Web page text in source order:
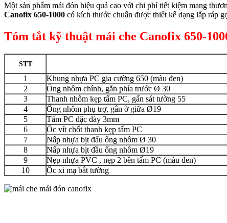
Một sản phẩm mái đón hiệu quả cao với chi phí tiết kiệm mang
Canofix 650-1000 có kích thước chuẩn được thiết kế dạng lắp ráp
Tóm tắt kỹ thuật mái che Canofix 650-
STT
1 Khung nhựa PC gia cường 650 (màu đen)
2
Ống nhôm chính, gắn phía trước Ø 30
3
Thanh nhôm kẹp tấm PC, gấn sát tường 55
4
Ống nhôm phụ trợ, gắn ờ giữa Ø19
5
Tấm PC đặc dày 3mm
6
Ốc vít chốt thanh kẹp tấm PC
7
Nấp nhựa bịt đấu ống nhôm Ø 30
8
Nấp nhựa bịt đầu ống nhôm Ø19
9
Nẹp nhựa PVC , nẹp 2 bên tấm PC (màu đen)
10
Ốc xi mạ bắt tường